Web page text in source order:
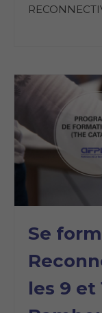
Se
les 9 et